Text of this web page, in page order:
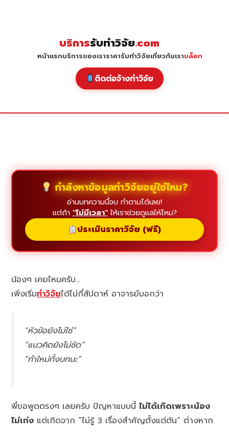
บริการรับทำวิจัย.com
หน้าแรกบริการของเราราคารับทำวิจัยเกี่ยวกับเราบล็อก
ติดต่อจ้างทำวิจัย
กำลังหาข้อมูลทำวิจัยอยู่ใช่ไหม?
อ่านบทความนี้จบ ทำตามได้เลย!
แต่ถ้า "ไม่มีเวลา"ให้เราช่วยดูแลให้ไหม?
ประเมินราคาวิจัย (ฟรี)
น้องๆ เคยไหมครับ…
เพิ่งเริ่มทำวิจัยได้ไม่กี่สัปดาห์ อาจารย์บอกว่า
“หัวข้อยังไม่ใช่”
“แนวคิดยังไม่ชัด”
“ทำใหม่ทั้งบทนะ”
พี่ขอพูดตรงๆ เลยครับ ปัญหาแบบนี้ไม่ได้เกิดเพราะน้อง
ไม่เก่ง แต่เกิดจาก “ไม่รู้ 3 เรื่องสำคัญตั้งแต่ต้น” ต่างหาก